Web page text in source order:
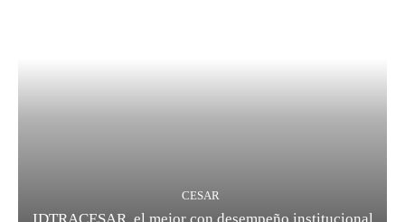
CESAR